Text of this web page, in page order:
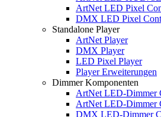
ArtNet LED Pixel
DMX LED Pixel
Standalone Player
ArtNet Player
DMX Player
LED Pixel Player
Player Erweiterungen
Dimmer Komponenten
ArtNet LED-Dimmer
ArtNet LED-Dimmer
DMX LED-Dimmer